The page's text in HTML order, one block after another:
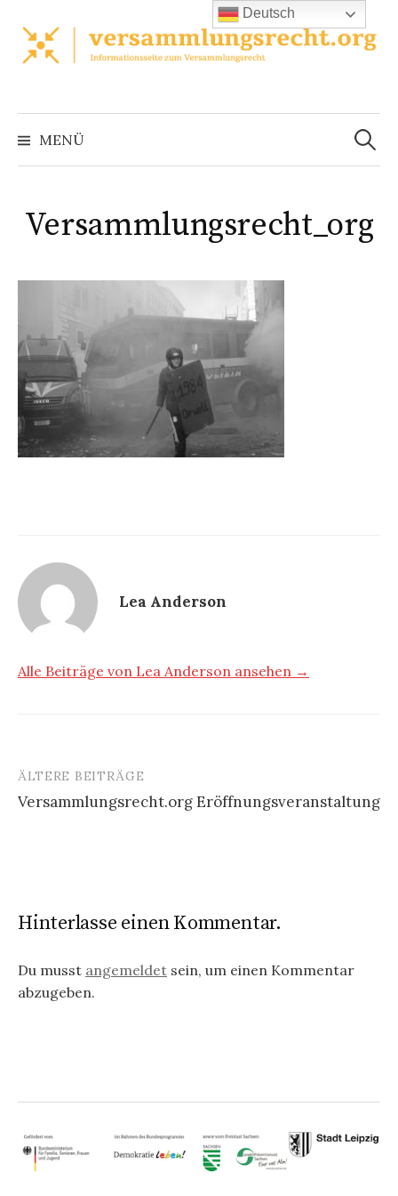
Inhalt
überspringen
MENÜ
Suchen
nach:
Versammlungsrecht_org
Lea Anderson
Alle Beiträge von Lea Anderson ansehen →
Beitragsnavigation
ÄLTERE BEITRÄGE
Versammlungsrecht.org Eröffnungsveranstaltung
Hinterlasse einen Kommentar.
Du musst angemeldet sein, um einen Kommentar
abzugeben.
Deutsch